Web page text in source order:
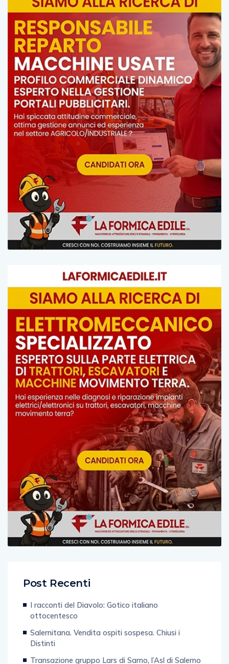
Post Recenti
I racconti del Diavolo: Gotico italiano
ottocentesco
Salernitana. Vendita ospiti sospesa. Chiusi i
Distinti
Transazione gruppo Lars di Sarno, l’Asl di Salerno